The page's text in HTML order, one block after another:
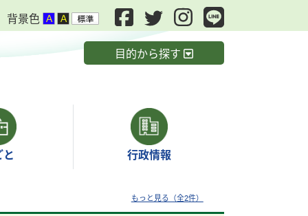
背景色
目的から探す
と 行政情報
もっと見る（全2件）